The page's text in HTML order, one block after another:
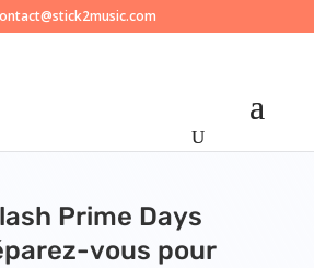
Prime Days
vous pour